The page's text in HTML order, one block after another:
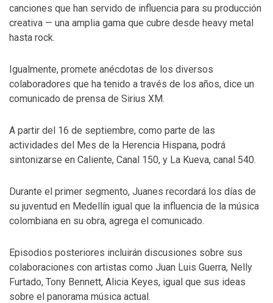
canciones que han servido de influencia para su producción
creativa — una amplia gama que cubre desde heavy metal
hasta rock.
Igualmente, promete anécdotas de los diversos
colaboradores que ha tenido a través de los años, dice un
comunicado de prensa de Sirius XM.
A partir del 16 de septiembre, como parte de las
actividades del Mes de la Herencia Hispana, podrá
sintonizarse en Caliente, Canal 150, y La Kueva, canal 540.
Durante el primer segmento, Juanes recordará los días de
su juventud en Medellín igual que la influencia de la música
colombiana en su obra, agrega el comunicado.
Episodios posteriores incluirán discusiones sobre sus
colaboraciones con artistas como Juan Luis Guerra, Nelly
Furtado, Tony Bennett, Alicia Keyes, igual que sus ideas
sobre el panorama música actual.